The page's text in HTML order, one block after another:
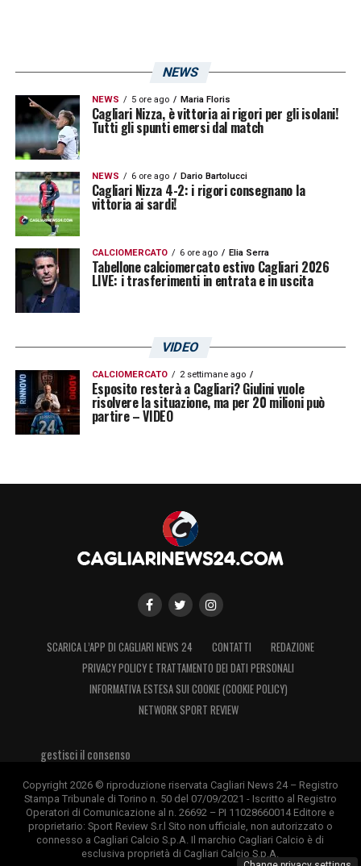
NEWS
NEWS 5 ore ago Maria Floris
Cagliari Nizza, è vittoria ai rigori per gli isolani!
Tutti gli spunti emersi dal match
NEWS 6 ore ago Dario Bartolucci
Cagliari Nizza 4-2: i rigori consegnano la
vittoria ai sardi!
CALCIOMERCATO 6 ore ago Elia Serra
Tabellone calciomercato estivo Cagliari 2026
LIVE: i trasferimenti in entrata e in uscita
VIDEO
CALCIOMERCATO 2 settimane ago
Esposito resterà a Cagliari? Giulini vuole
risolvere la situazione, ma per 20 milioni può
partire – VIDEO
SCARICA L’APP DI CAGLIARI NEWS 24 CONTATTI
REDAZIONE
PRIVACY POLICY E TRATTAMENTO DEI DATI PERSONALI
INFORMATIVA ESTESA SUI COOKIE (COOKIE POLICY)
NETWORK SPORT REVIEW
gestisci il consenso
Copyright 2026 © riproduzione riservata Cagliari News 24 – Registro
Stampa Tribunale di Torino n. 50 del 07/09/2021 - Iscritto al Registro
Operatori di Comunicazione al n. 26692 – PI 11028660014 Editore e
proprietario: Sport Review S.r.l Sito non ufficiale, non autorizzato o
connesso a Cagliari Calcio S.p.A. Il marchio Cagliari Calcio è di
esclusiva proprietà di Cagliari Calcio S.p.A.